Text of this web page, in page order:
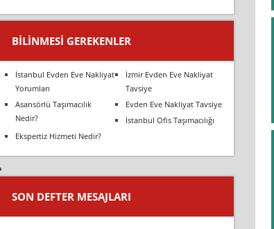
BILINMESI GEREKENLER
İstanbul Evden Eve Nakliyat
Yorumları
İzmir Evden Eve Nakliyat
Tavsiye
Asansörlü Taşımacılık
Nedir?
Evden Eve Nakliyat Tavsiye
İstanbul Ofis Taşımacılığı
Ekspertiz Hizmeti Nedir?
SON DEFTER MESAJLARI